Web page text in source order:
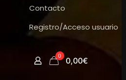
Contacto
Registro/Acceso usuario
0 0,00€